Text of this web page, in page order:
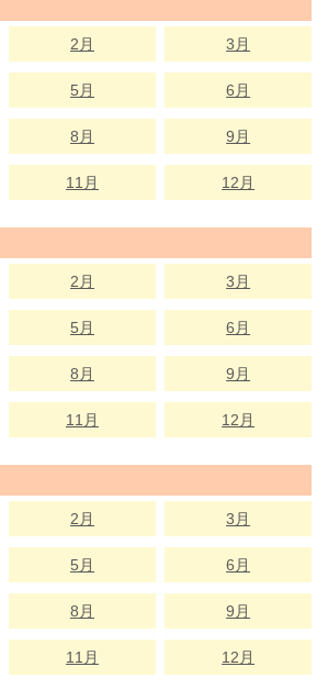
2月 3月
5月 6月
8月 9月
11月 12月
2月 3月
5月 6月
8月 9月
11月 12月
2月 3月
5月 6月
8月 9月
11月 12月